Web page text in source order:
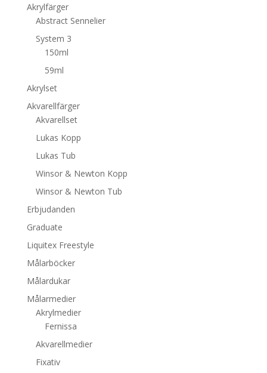
Akrylfärger
Abstract Sennelier
System 3
150ml
59ml
Akrylset
Akvarellfärger
Akvarellset
Lukas Kopp
Lukas Tub
Winsor & Newton Kopp
Winsor & Newton Tub
Erbjudanden
Graduate
Liquitex Freestyle
Målarböcker
Målardukar
Målarmedier
Akrylmedier
Fernissa
Akvarellmedier
Fixativ